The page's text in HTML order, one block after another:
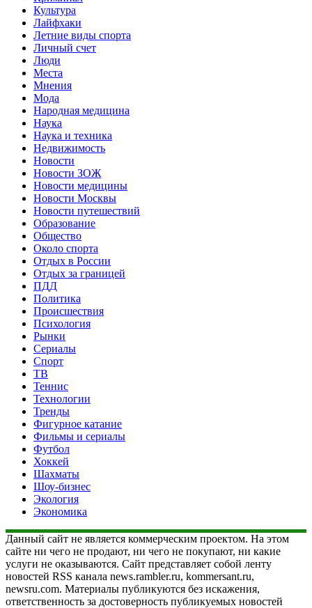
Культура
Лайфхаки
Летние виды спорта
Личный счет
Люди
Места
Мнения
Мода
Народная медицина
Наука
Наука и техника
Недвижимость
Новости
Новости ЗОЖ
Новости медицины
Новости Москвы
Новости путешествий
Образование
Общество
Около спорта
Отдых в России
Отдых за границей
ПДД
Политика
Происшествия
Психология
Рынки
Сериалы
Спорт
ТВ
Теннис
Технологии
Тренды
Фигурное катание
Фильмы и сериалы
Футбол
Хоккей
Шахматы
Шоу-бизнес
Экология
Экономика
Данный сайт не является коммерческим проектом. На этом
сайте ни чего не продают, ни чего не покупают, ни какие
услуги не оказываются. Сайт представляет собой ленту
новостей RSS канала news.rambler.ru, kommersant.ru,
newsru.com. Материалы публикуются без искажения,
ответственность за достоверность публикуемых новостей